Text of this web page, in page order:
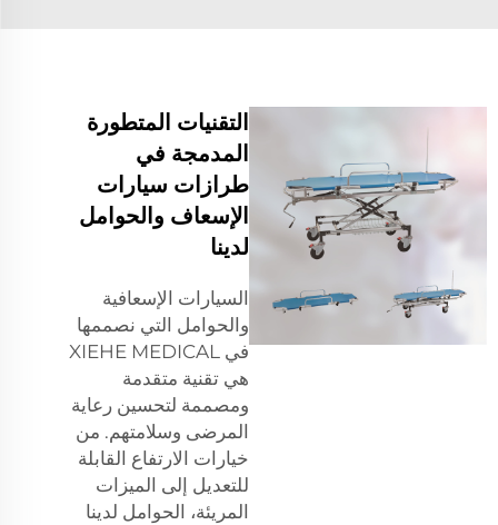
التقنيات المتطورة
المدمجة في
طرازات سيارات
الإسعاف والحوامل
لدينا
السيارات الإسعافية
والحوامل التي نصممها
في XIEHE MEDICAL
هي تقنية متقدمة
ومصممة لتحسين رعاية
المرضى وسلامتهم. من
خيارات الارتفاع القابلة
للتعديل إلى الميزات
المريئة، الحوامل لدينا